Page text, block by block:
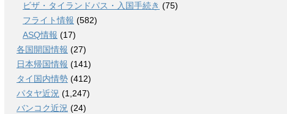
ビザ・タイランドパス・入国手続き (75)
フライト情報 (582)
ASQ情報 (17)
各国開国情報 (27)
日本帰国情報 (141)
タイ国内情勢 (412)
パタヤ近況 (1,247)
バンコク近況 (24)